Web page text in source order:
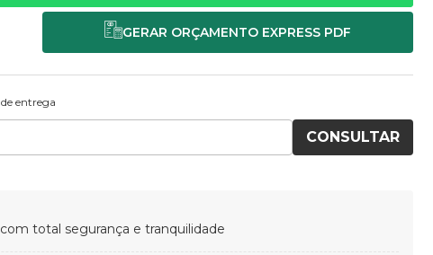
entrega
CONSULTAR
total segurança e tranquilidade